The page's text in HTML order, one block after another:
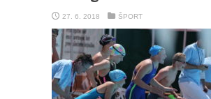
27. 6. 2018 ŠPORT